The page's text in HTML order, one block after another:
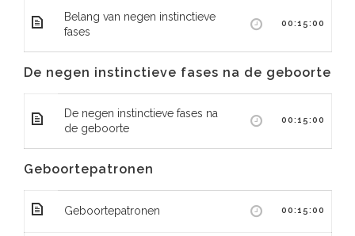
Belang van negen instinctieve
fases
00:15:00
De negen instinctieve fases na de geboorte
De negen instinctieve fases na
de geboorte
00:15:00
Geboortepatronen
Geboortepatronen 00:15:00